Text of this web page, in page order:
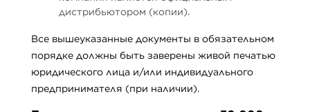
дистрибьютором (копии).
Все вышеуказанные документы в обязательном
порядке должны быть заверены живой печатью
юридического лица и/или индивидуального
предпринимателя (при наличии).